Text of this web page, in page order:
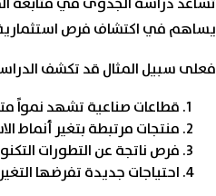
يساهم في اكتشاف فرص
فعلى سبيل المثال قد تكشف
قطاعات صناعية تشهد نمواً
منتجات مرتبطة بتغير أنماط
فرص ناتجة عن التطورات
احتياجات جديدة تفرضها